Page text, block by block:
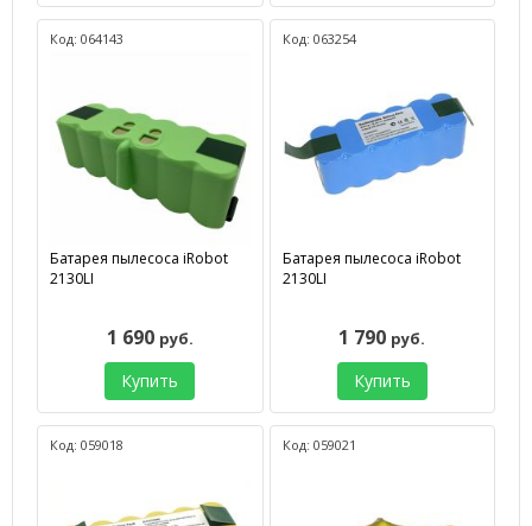
Код: 064143
Батарея пылесоса iRobot
2130LI
1 690 руб.
Купить
Код: 063254
Батарея пылесоса iRobot
2130LI
1 790 руб.
Купить
Код: 059018 Код: 059021